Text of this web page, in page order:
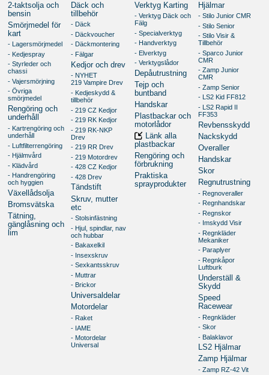
2-taktsolja och
bensin
Smörjmedel för
kart
- Lagersmörjmedel
- Kedjespray
- Styrleder och
chassi
- Vajersmörjning
- Övriga
smörjmedel
Rengöring och
underhåll
- Kartrengöring och
underhåll
- Luftfilterrengöring
- Hjälmvård
- Klädvård
- Handrengöring
och hyggien
Växellådsolja
Bromsvätska
Tätning,
gänglåsning och
lim
Däck och
tillbehör
- Däck
- Däckvoucher
- Däckmontering
- Fälgar
Kedjor och drev
- NYHET
219 Vampire Drev
- Kedjeskydd &
tillbehör
- 219 CZ Kedjor
- 219 RK Kedjor
- 219 RK-NKP
Drev
- 219 RR Drev
- 219 Motordrev
- 428 CZ Kedjor
- 428 Drev
Tändstift
Skruv, mutter
etc
- Stolsinfästning
- Hjul, spindlar, nav
och hubbar
- Bakaxelkil
- Insexskruv
- Sexkantsskruv
- Muttrar
- Brickor
Universaldelar
Motordelar
- Raket
- IAME
- Motordelar
Universal
Verktyg Karting
- Verktyg Däck och
Fälg
- Specialverktyg
- Handverktyg
- Elverktyg
- Verktygslådor
Depåutrustning
Tejp och
buntband
Handskar
Plastbackar och
motorlådor
Länk alla
plastbackar
Rengöring och
förbrukning
Praktiska
sprayprodukter
Hjälmar
- Stilo Junior CMR
- Stilo Senior
- Stilo Visir &
Tillbehör
- Sparco Junior
CMR
- Zamp Junior
CMR
- Zamp Senior
- LS2 Kid FF812
- LS2 Rapid II
FF353
Revbensskydd
Nackskydd
Overaller
Handskar
Skor
Regnutrustning
- Regnoveraller
- Regnhandskar
- Regnskor
- Imskydd Visir
- Regnkläder
Mekaniker
- Paraplyer
- Regnkåpor
Luftburk
Underställ &
Skydd
Speed
Racewear
- Regnkläder
- Skor
- Balaklavor
LS2 Hjälmar
Zamp Hjälmar
- Zamp RZ-42 Vit